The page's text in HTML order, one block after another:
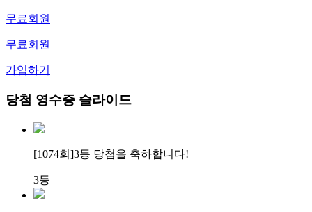
무료회원
무료회원
가입하기
당첨 영수증 슬라이드
[1074회]3등 당첨을 축하합니다!
3등